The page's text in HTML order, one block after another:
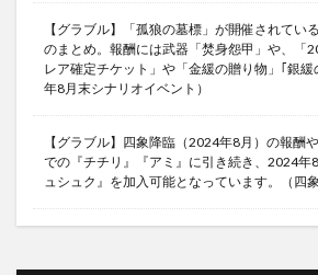
【グラブル】「孤狼の墓標」が開催されてい
のまとめ。報酬には武器「焚身怨甲」や、「
レア確定チケット」や「金緩の贈り物」｢銀
年8月末シナリオイベント）
【グラブル】四象降臨（2024年8月）の報酬
での『チチリ』『アミ』に引き続き、2024年
ュシュク』を加入可能となっています。（四象